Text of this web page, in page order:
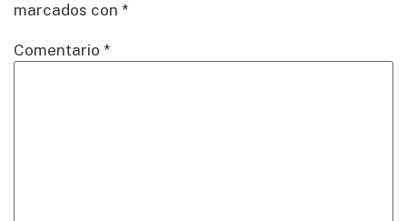
marcados con *
Comentario *